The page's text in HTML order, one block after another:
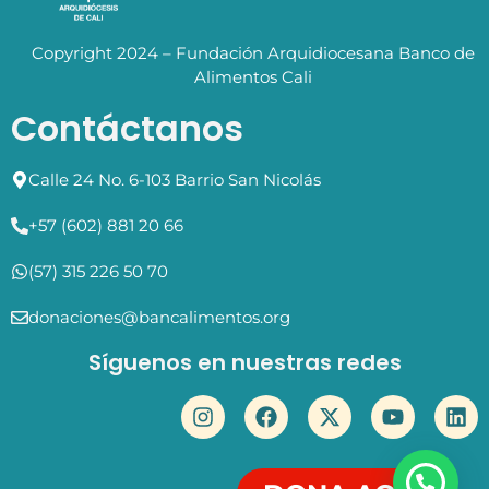
Copyright 2024 – Fundación Arquidiocesana Banco de
Alimentos Cali
Contáctanos
Calle 24 No. 6-103 Barrio San Nicolás
+57 (602) 881 20 66
(57) 315 226 50 70
donaciones@bancalimentos.org
Síguenos en nuestras redes